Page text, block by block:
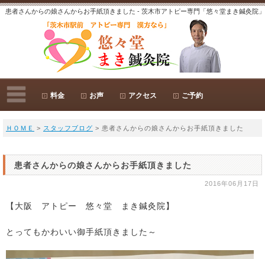
患者さんからの娘さんからお手紙頂きました - 茨木市アトピー専門「悠々堂まき鍼灸院」
料金 お声 アクセス ご予約
ＨＯＭＥ > スタッフブログ > 患者さんからの娘さんからお手紙頂きました
患者さんからの娘さんからお手紙頂きました
2016年06月17日
【大阪 アトピー 悠々堂 まき鍼灸院】
とってもかわいい御手紙頂きました～